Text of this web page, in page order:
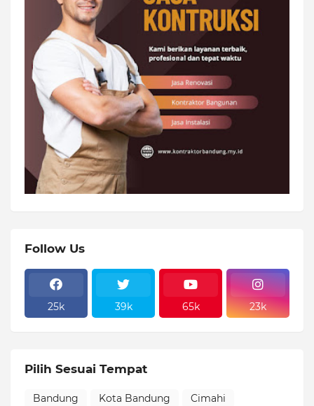
Follow Us
25k 39k 65k 23k
Pilih Sesuai Tempat
Bandung Kota Bandung
Cimahi